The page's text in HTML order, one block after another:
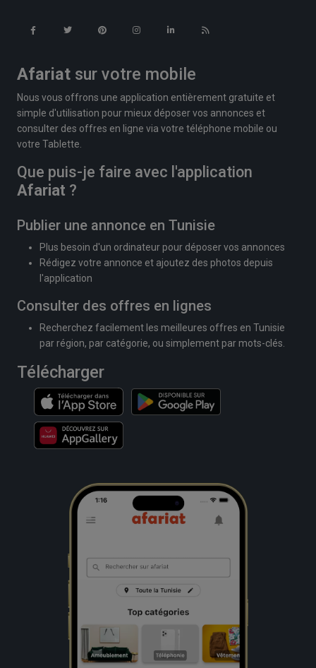
Afariat sur votre mobile
Nous vous offrons une application entièrement gratuite et
simple d'utilisation pour mieux déposer vos annonces et
consulter des offres en ligne via votre téléphone mobile ou
votre Tablette.
Que puis-je faire avec l'application
Afariat ?
Publier une annonce en Tunisie
Plus besoin d'un ordinateur pour déposer vos annonces
Rédigez votre annonce et ajoutez des photos depuis
l'application
Consulter des offres en lignes
Recherchez facilement les meilleures offres en Tunisie
par région, par catégorie, ou simplement par mots-clés.
Télécharger